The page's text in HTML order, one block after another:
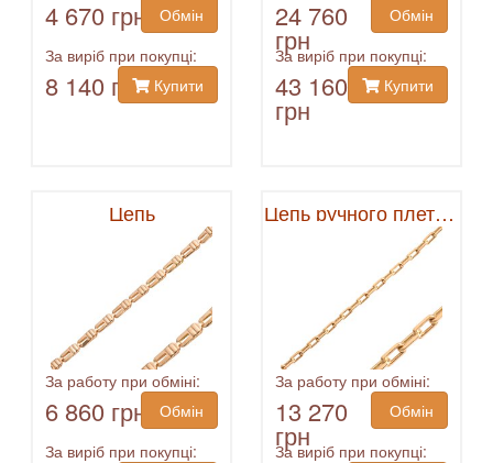
4 670 грн
Обмін
За виріб при покупці:
8 140 грн Купити
24 760
грн
Обмін
За виріб при покупці:
43 160
грн
Купити
Цепь
За работу при обміні:
6 860 грн
Обмін
За виріб при покупці:
Цепь ручного плетения
За работу при обміні:
13 270
грн
Обмін
За виріб при покупці: